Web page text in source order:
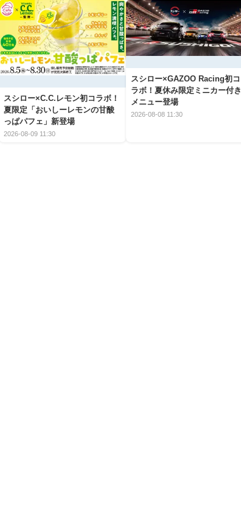
スシロー×C.C.レモン初コラボ！
夏限定「おいしーレモンの甘酸
っぱパフェ」新登場
2026-08-09 11:30
スシロー×GAZOO Racing初コ
ラボ！夏休み限定ミニカー付き
メニュー登場
2026-08-08 11:30